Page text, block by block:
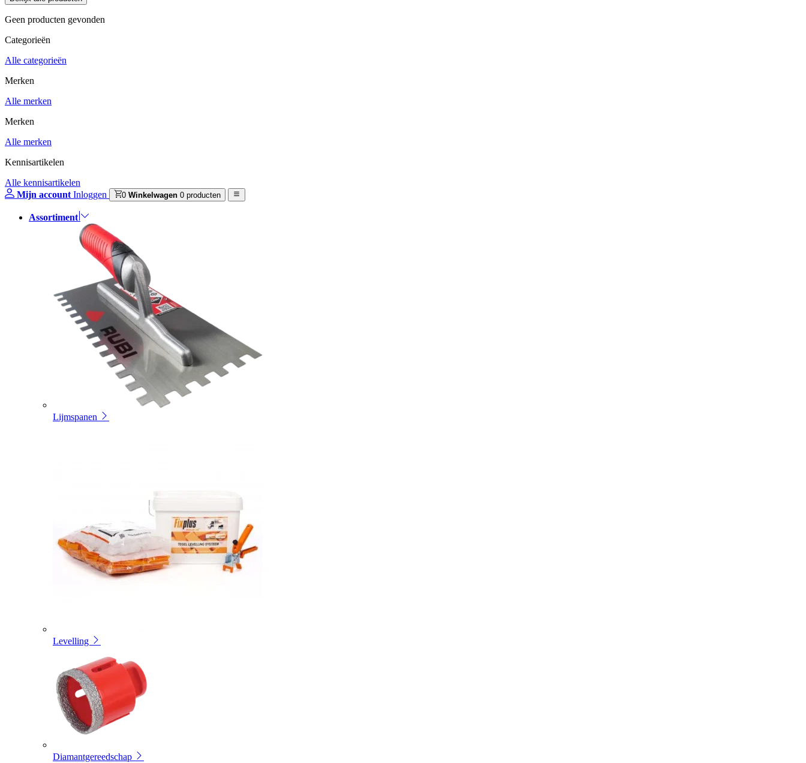
Geen producten gevonden
Categorieën
Alle categorieën
Merken
Alle merken
Merken
Alle merken
Kennisartikelen
Alle kennisartikelen
Mijn account Inloggen 0 Winkelwagen 0 producten
Assortiment
Lijmspanen
Levelling
Diamantgereedschap